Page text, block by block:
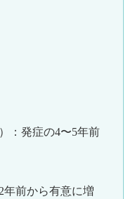
：発症の4〜5年前
年前から有意に増